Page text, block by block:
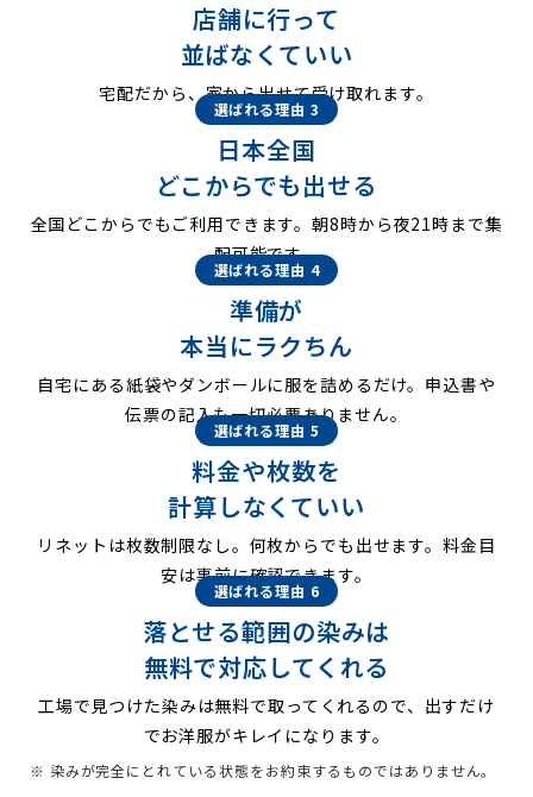
店舗に行って
並ばなくていい
宅配だから、家から出せて受け取れます。
選ばれる理由 3
日本全国
どこからでも出せる
全国どこからでもご利用できます。朝8時から夜21時まで集
配可能です。
選ばれる理由 4
準備が
本当にラクちん
自宅にある紙袋やダンボールに服を詰めるだけ。申込書や
伝票の記入も一切必要ありません。
選ばれる理由 5
料金や枚数を
計算しなくていい
リネットは枚数制限なし。何枚からでも出せます。料金目
安は事前に確認できます。
選ばれる理由 6
落とせる範囲の染みは
無料で対応してくれる
工場で見つけた染みは無料で取ってくれるので、出すだけ
でお洋服がキレイになります。
※ 染みが完全にとれている状態をお約束するものではありません。